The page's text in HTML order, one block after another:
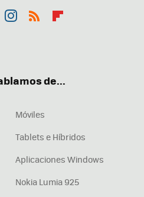
de...
Móviles
Tablets e Híbridos
Aplicaciones Windows
Nokia Lumia 925